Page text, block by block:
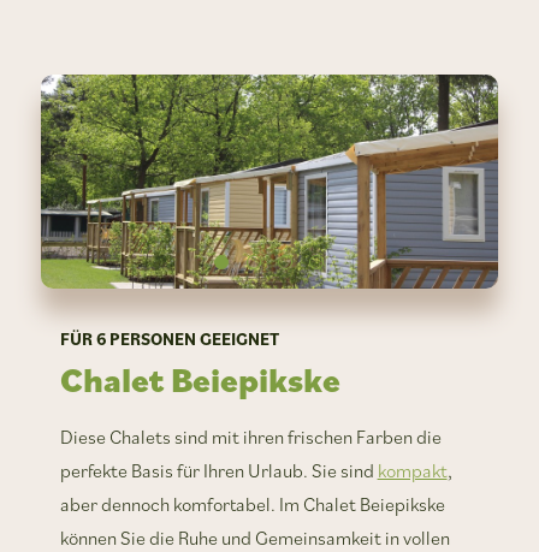
FÜR 6 PERSONEN GEEIGNET
Chalet Beiepikske
Diese Chalets sind mit ihren frischen Farben die
perfekte Basis für Ihren Urlaub. Sie sind kompakt,
aber dennoch komfortabel. Im Chalet Beiepikske
können Sie die Ruhe und Gemeinsamkeit in vollen